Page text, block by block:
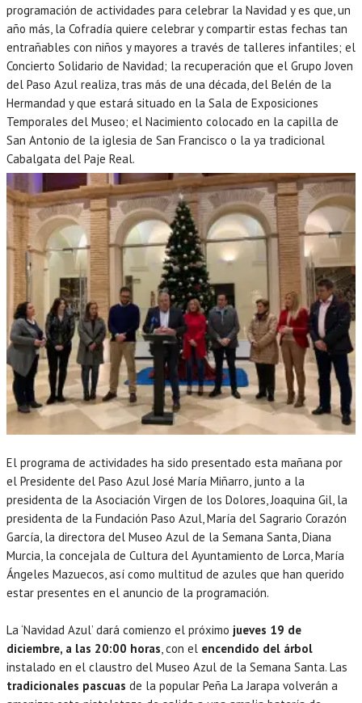
programación de actividades para celebrar la Navidad y es que, un
año más, la Cofradía quiere celebrar y compartir estas fechas tan
entrañables con niños y mayores a través de talleres infantiles; el
Concierto Solidario de Navidad; la recuperación que el Grupo Joven
del Paso Azul realiza, tras más de una década, del Belén de la
Hermandad y que estará situado en la Sala de Exposiciones
Temporales del Museo; el Nacimiento colocado en la capilla de
San Antonio de la iglesia de San Francisco o la ya tradicional
Cabalgata del Paje Real.
El programa de actividades ha sido presentado esta mañana por
el Presidente del Paso Azul José María Miñarro, junto a la
presidenta de la Asociación Virgen de los Dolores, Joaquina Gil, la
presidenta de la Fundación Paso Azul, María del Sagrario Corazón
García, la directora del Museo Azul de la Semana Santa, Diana
Murcia, la concejala de Cultura del Ayuntamiento de Lorca, María
Ángeles Mazuecos, así como multitud de azules que han querido
estar presentes en el anuncio de la programación.
La ‘Navidad Azul’ dará comienzo el próximo jueves 19 de
diciembre, a las 20:00 horas , con el encendido del árbol
instalado en el claustro del Museo Azul de la Semana Santa. Las
tradicionales pascuas de la popular Peña La Jarapa volverán a